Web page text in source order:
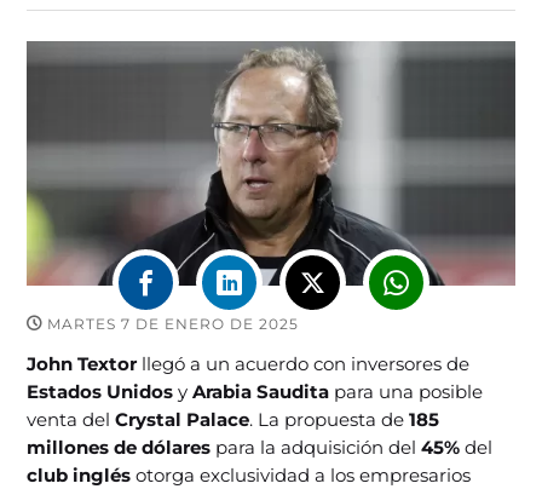
MARTES 7 DE ENERO DE 2025
John Textor llegó a un acuerdo con inversores de
Estados UnidosyArabia Saudita para una posible
venta delCrystal Palace. La propuesta de185
millones de dólares para la adquisición del45%del
club inglésotorga exclusividad a los empresarios